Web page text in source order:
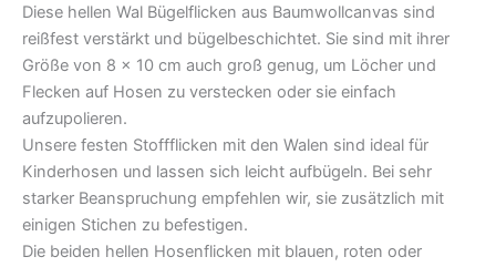
Diese hellen Wal Bügelflicken aus Baumwollcanvas sind
reißfest verstärkt und bügelbeschichtet. Sie sind mit ihrer
Größe von 8 x 10 cm auch groß genug, um Löcher und
Flecken auf Hosen zu verstecken oder sie einfach
aufzupolieren.
Unsere festen Stoffflicken mit den Walen sind ideal für
Kinderhosen und lassen sich leicht aufbügeln. Bei sehr
starker Beanspruchung empfehlen wir, sie zusätzlich mit
einigen Stichen zu befestigen.
Die beiden hellen Hosenflicken mit blauen, roten oder